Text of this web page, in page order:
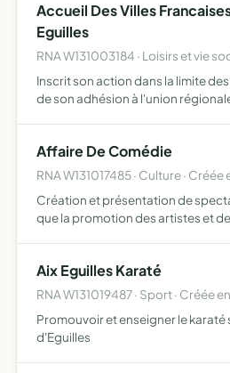
Accueil Des Villes
Eguilles
RNA W131003184 · Loisirs et vie
Inscrit son action dans la limite
de son adhésion à l'union
Affaire De Comédie
RNA W131017485 · Culture · Créée
Création et présentation de
que la promotion des artistes et
Aix Eguilles Karaté
RNA W131019487 · Sport · Créée
Promouvoir et enseigner le karaté
d'Eguilles